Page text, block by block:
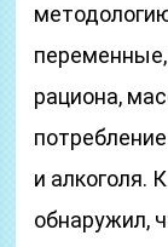
переменные,
рациона,
и алкоголя.
обнаружил,